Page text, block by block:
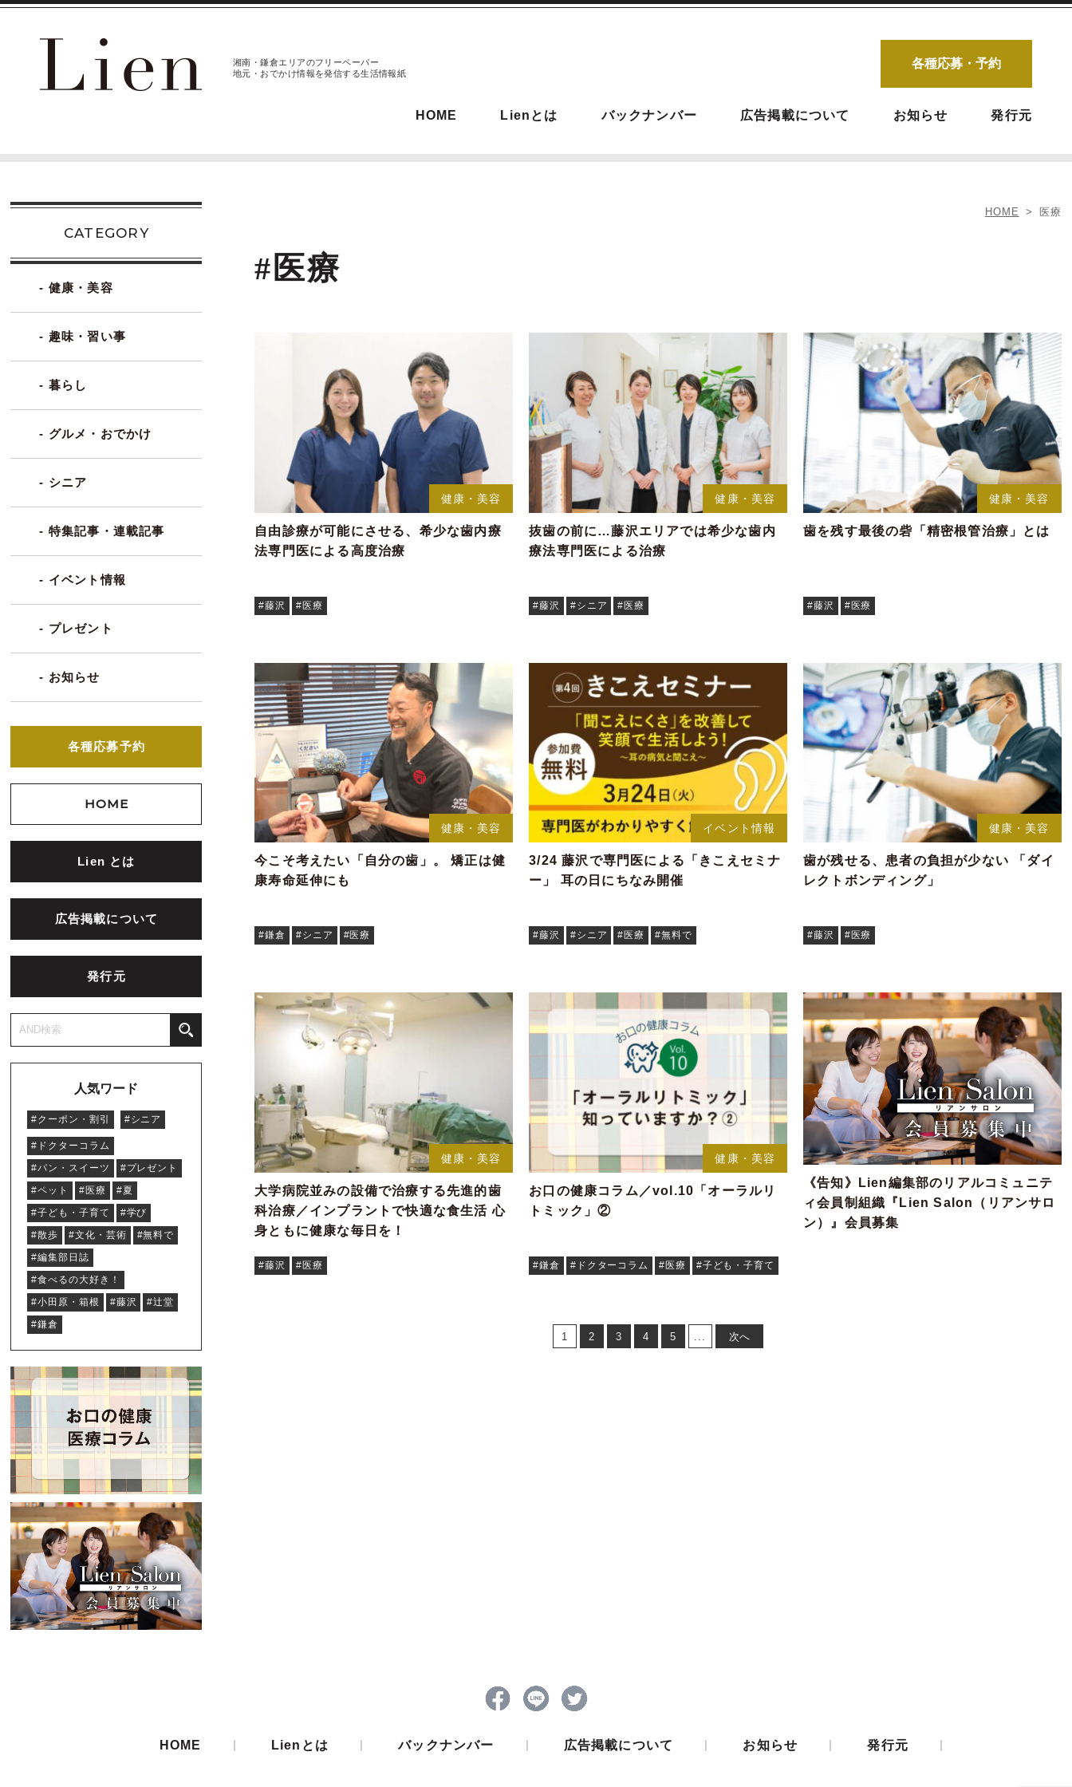
湘南・鎌倉エリアのフリーペーパー
地元・おでかけ情報を発信する生活情報紙
各種応募・予約
HOME Lienとは バックナンバー 広告掲載について お知らせ 発行元
CATEGORY
- 健康・美容
- 趣味・習い事
- 暮らし
- グルメ・おでかけ
- シニア
- 特集記事・連載記事
- イベント情報
- プレゼント
- お知らせ
各種応募予約
HOME
Lien とは
広告掲載について
発行元
人気ワード
#クーポン・割引 #シニア
#ドクターコラム
#パン・スイーツ
#プレゼント
#ペット
#医療
#夏
#子ども・子育て
#学び
#散歩
#文化・芸術
#無料で
#編集部日誌
#食べるの大好き！
#小田原・箱根
#藤沢
#辻堂
#鎌倉
HOME 医療
#医療
健康・美容
自由診療が可能にさせる、希少な歯内療
法専門医による高度治療
#藤沢 #医療
健康・美容
抜歯の前に…藤沢エリアでは希少な歯内
療法専門医による治療
#藤沢 #シニア #医療
健康・美容
歯を残す最後の砦「精密根管治療」とは
#藤沢 #医療
健康・美容
今こそ考えたい「自分の歯」。 矯正は健
康寿命延伸にも
#鎌倉 #シニア #医療
イベント情報
3/24 藤沢で専門医による「きこえセミナ
ー」 耳の日にちなみ開催
#藤沢 #シニア #医療 #無料で
健康・美容
歯が残せる、患者の負担が少ない 「ダイ
レクトボンディング」
#藤沢 #医療
健康・美容
大学病院並みの設備で治療する先進的歯
科治療／インプラントで快適な食生活 心
身ともに健康な毎日を！
#藤沢 #医療
健康・美容
お口の健康コラム／vol.10「オーラルリ
トミック」②
#鎌倉 #ドクターコラム #医療 #子ども・子育て
《告知》Lien編集部のリアルコミュニテ
ィ会員制組織『Lien Salon（リアンサロ
ン）』会員募集
1 2 3 4 5 次へ
HOME | Lienとは | バックナンバー | 広告掲載について | お知らせ | 発行元 |